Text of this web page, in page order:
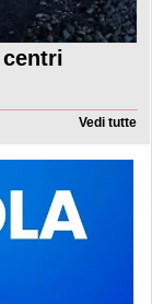
Vedi tutte